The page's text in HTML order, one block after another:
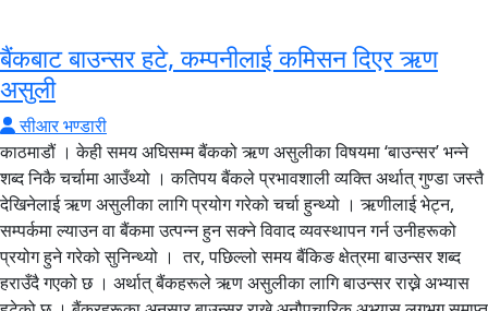
बैंकबाट बाउन्सर हटे, कम्पनीलाई कमिसन दिएर ऋण
असुली
सीआर भण्डारी
काठमाडौं । केही समय अघिसम्म बैंकको ऋण असुलीका विषयमा ‘बाउन्सर’ भन्ने
शब्द निकै चर्चामा आउँथ्यो । कतिपय बैंकले प्रभावशाली व्यक्ति अर्थात् गुण्डा जस्तै
देखिनेलाई ऋण असुलीका लागि प्रयोग गरेको चर्चा हुन्थ्यो । ऋणीलाई भेट्न,
सम्पर्कमा ल्याउन वा बैंकमा उत्पन्न हुन सक्ने विवाद व्यवस्थापन गर्न उनीहरूको
प्रयोग हुने गरेको सुनिन्थ्यो । तर, पछिल्लो समय बैंकिङ क्षेत्रमा बाउन्सर शब्द
हराउँदै गएको छ । अर्थात् बैंकहरूले ऋण असुलीका लागि बाउन्सर राख्ने अभ्यास